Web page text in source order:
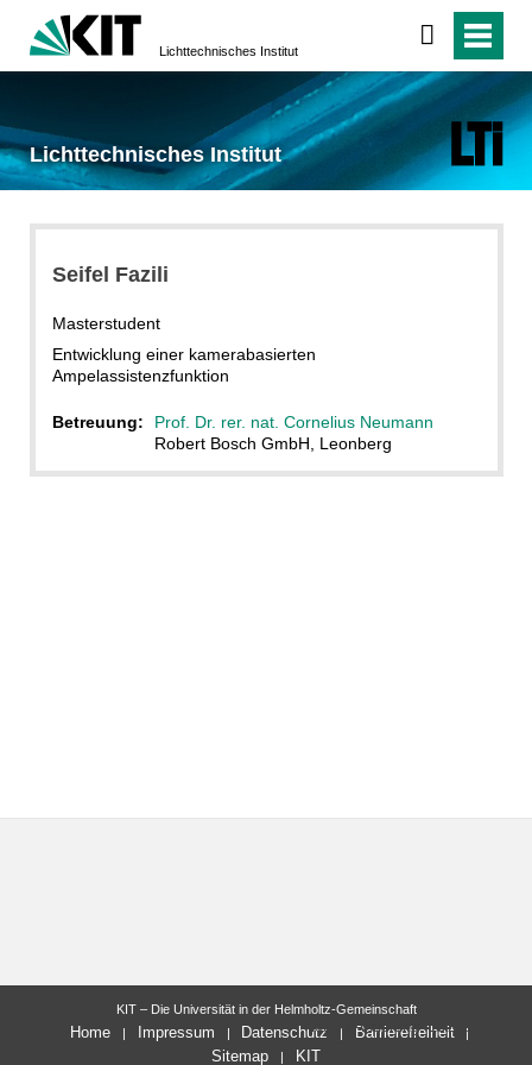
Lichttechnisches Institut
Lichttechnisches Institut
Seifel Fazili
Masterstudent
Entwicklung einer kamerabasierten
Ampelassistenzfunktion
Betreuung:
Prof. Dr. rer. nat. Cornelius Neumann
Robert Bosch GmbH, Leonberg
letzte Änderung: 10.11.2021
KIT – Die Universität in der Helmholtz-Gemeinschaft
Home Impressum Datenschutz
Barrierefreiheit
Sitemap
KIT